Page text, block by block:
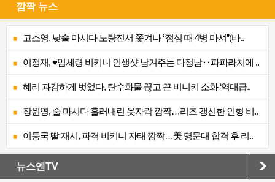
깜짝 뉴스
고소영, 낮술 마시다 노량진서 쫓겨나 “점심 때 4병 마셔”(바..
이정재, ♥임세령 비키니 인생샷 남겨주는 다정남‥파파라치에 ..
혜리 과감하게 벗었다, 탄수화물 끊고 끈 비니키 소화 ‘역대급..
장원영, 술 마시다 흘러내린 옷자락 깜짝…리즈 갱신한 인형 비..
이동국 딸 재시, 파격 비키니 자태 깜짝…美 명문대 합격 후 리..
뉴스엔TV